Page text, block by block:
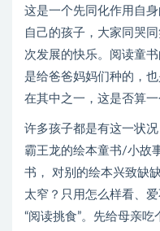
这是一个先同化作用自
自己的孩子，大家同哭
次发展的快乐。阅读童
是给爸爸妈妈们种的，
在其中之一，这是否算一
许多孩子都是有这一状
霸王龙的绘本童书/小故
书， 对别的绘本兴致缺
太窄？只用怎么样看、
“阅读挑食”。先给母亲